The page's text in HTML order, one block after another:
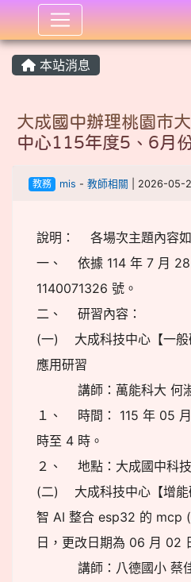
:::
本站消息
大成國中辦理桃園市
中心115年度5、6月
教務 mis - 教師相關 | 2026-05-
說明： 各場次主題內容
一、 依據 114 年 7 月 28
1140071326 號。
二、 研習內容：
(一) 大成科技中心【一般
應用研習
講師：萬能科大 何淑
１、 時間： 115 年 05
時至 4 時。
２、 地點：大成國中科技
(二) 大成科技中心【增能
智 AI 整合 esp32 的 mcp
日，更改日期為 06 月 02
講師：八德國小 蔡